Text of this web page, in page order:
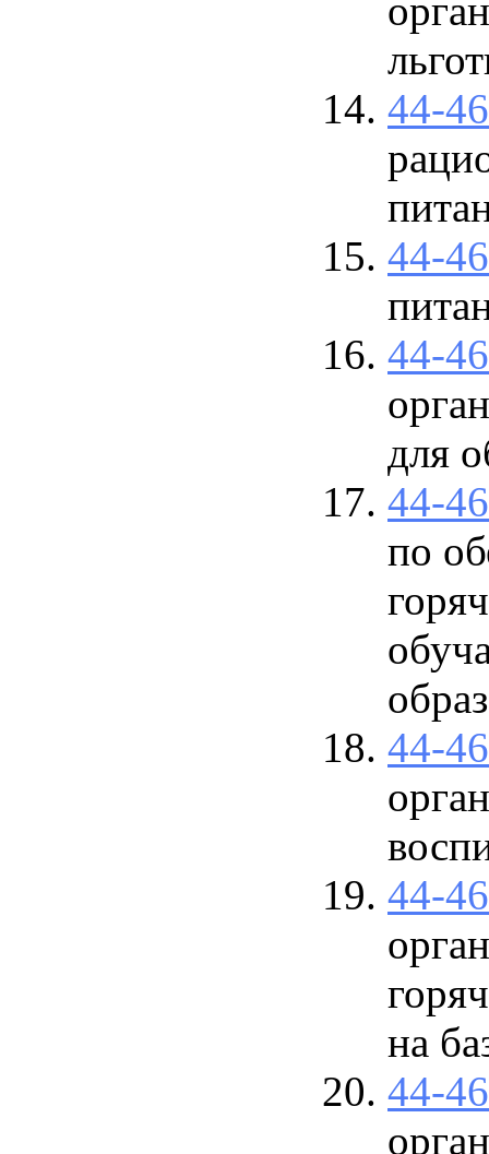
44-
44-
44-
для
44-
по
44-
44-
на
44-